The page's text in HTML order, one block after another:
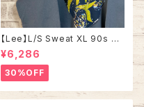
【Lee】L/S Sweat XL 90s M
ade in USA 企業モノ アート系
スウェット トレーナー USA製 ア
ートプリント 肉厚 アメリカ USA
古着
¥6,286
30%OFF